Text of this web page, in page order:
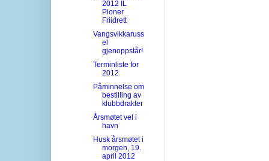
2012 IL
Pioner
Friidrett
Vangsvikkaruss
el
gjenoppstår!
Terminliste for
2012
Påminnelse om
bestilling av
klubbdrakter
Årsmøtet vel i
havn
Husk årsmøtet i
morgen, 19.
april 2012